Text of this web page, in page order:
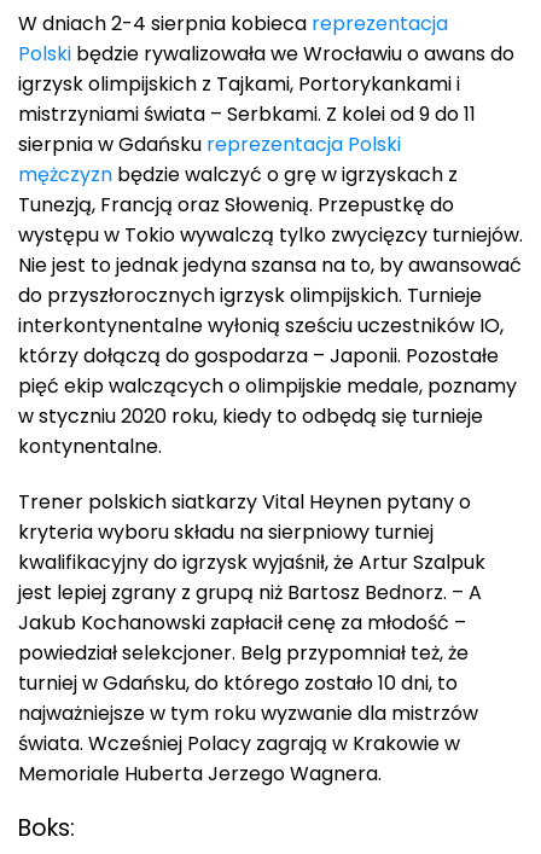
W dniach 2-4 sierpnia kobieca reprezentacja
Polski będzie rywalizowała we Wrocławiu o awans do
igrzysk olimpijskich z Tajkami, Portorykankami i
mistrzyniami świata – Serbkami. Z kolei od 9 do 11
sierpnia w Gdańsku reprezentacja Polski
mężczyzn będzie walczyć o grę w igrzyskach z
Tunezją, Francją oraz Słowenią. Przepustkę do
występu w Tokio wywalczą tylko zwycięzcy turniejów.
Nie jest to jednak jedyna szansa na to, by awansować
do przyszłorocznych igrzysk olimpijskich. Turnieje
interkontynentalne wyłonią sześciu uczestników IO,
którzy dołączą do gospodarza – Japonii. Pozostałe
pięć ekip walczących o olimpijskie medale, poznamy
w styczniu 2020 roku, kiedy to odbędą się turnieje
kontynentalne.
Trener polskich siatkarzy Vital Heynen pytany o
kryteria wyboru składu na sierpniowy turniej
kwalifikacyjny do igrzysk wyjaśnił, że Artur Szalpuk
jest lepiej zgrany z grupą niż Bartosz Bednorz. – A
Jakub Kochanowski zapłacił cenę za młodość –
powiedział selekcjoner. Belg przypomniał też, że
turniej w Gdańsku, do którego zostało 10 dni, to
najważniejsze w tym roku wyzwanie dla mistrzów
świata. Wcześniej Polacy zagrają w Krakowie w
Memoriale Huberta Jerzego Wagnera.
Boks: